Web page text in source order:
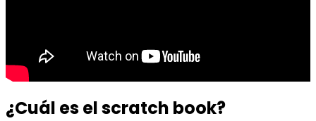
¿Cuál es el scratch book?